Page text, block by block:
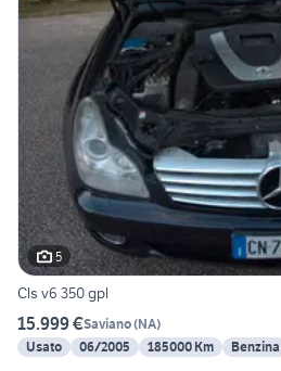
5
Cls v6 350 gpl
15.999 €Saviano(NA)
Usato
06/2005 185000 Km Benzina